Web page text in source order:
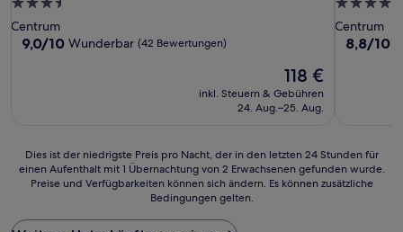
Sterne-
Unterkunft
Centrum
9.0
9,0/10 Wunderbar (42 Bewertungen)
Der
Preis
beträgt
118 €
inkl. Steuern & Gebühren
24. Aug.–25. Aug.
Sterne-
Centrum
8.8
8,8/10
Dies
ist
Preis
Dies ist der niedrigste Preis pro Nacht, der in den letzten 24 Stunden für
einen Aufenthalt mit 1 Übernachtung von 2 Erwachsenen gefunden wurde.
Preise und Verfügbarkeiten können sich ändern. Es können zusätzliche
Bedingungen gelten.